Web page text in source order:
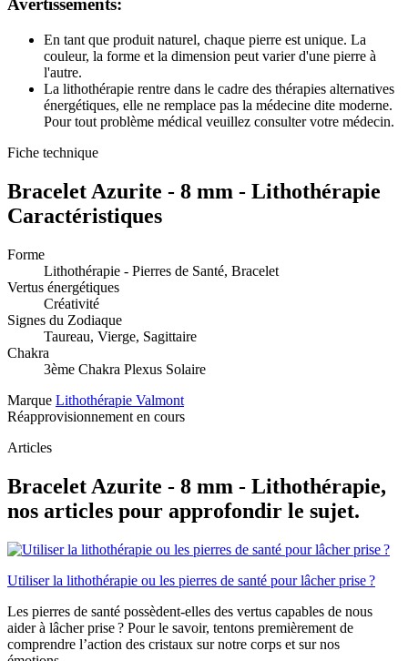
Avertissements:
En tant que produit naturel, chaque pierre est unique. La
couleur, la forme et la dimension peut varier d'une pierre à
l'autre.
La lithothérapie rentre dans le cadre des thérapies alternatives
énergétiques, elle ne remplace pas la médecine dite moderne.
Pour tout problème médical veuillez consulter votre médecin.
Fiche technique
Bracelet Azurite - 8 mm - Lithothérapie
Caractéristiques
Forme
Lithothérapie - Pierres de Santé, Bracelet
Vertus énergétiques
Créativité
Signes du Zodiaque
Taureau, Vierge, Sagittaire
Chakra
3ème Chakra Plexus Solaire
Marque Lithothérapie Valmont
Réapprovisionnement en cours
Articles
Bracelet Azurite - 8 mm - Lithothérapie,
nos articles pour approfondir le sujet.
Utiliser la lithothérapie ou les pierres de santé pour lâcher prise ?
Les pierres de santé possèdent-elles des vertus capables de nous
aider à lâcher prise ? Pour le savoir, tentons premièrement de
comprendre l’action des cristaux sur notre corps et sur nos